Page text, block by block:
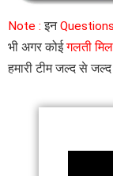
Note : इनQuestions
भी अगर कोईगलती
हमारी टीम जल्द से